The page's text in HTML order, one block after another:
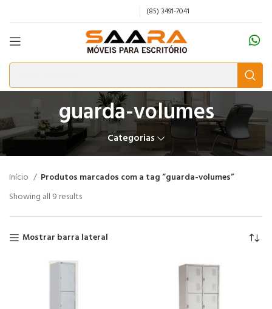
(85) 3491-7041
guarda-volumes
Categorias
Início
Produtos marcados com a tag “guarda-volumes”
Showing all 9 results
Mostrar barra lateral